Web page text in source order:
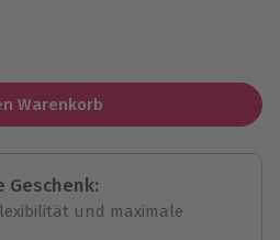
Warenkorb
Geschenk:
und maximale